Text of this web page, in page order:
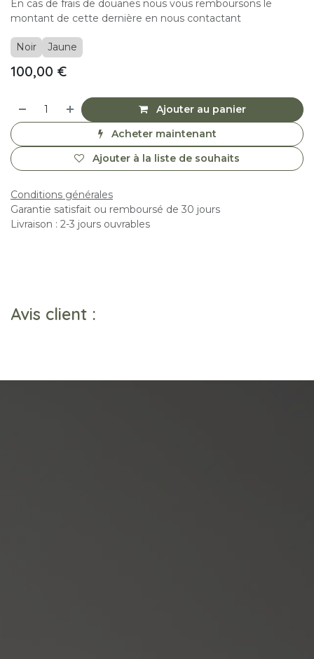
En cas de frais de douanes nous vous remboursons le
montant de cette dernière en nous contactant
Noir Jaune
100,00 €
Ajouter au panier
Acheter maintenant
Ajouter à la liste de souhaits
Conditions générales
Garantie satisfait ou remboursé de 30 jours
Livraison : 2-3 jours ouvrables
Avis client :